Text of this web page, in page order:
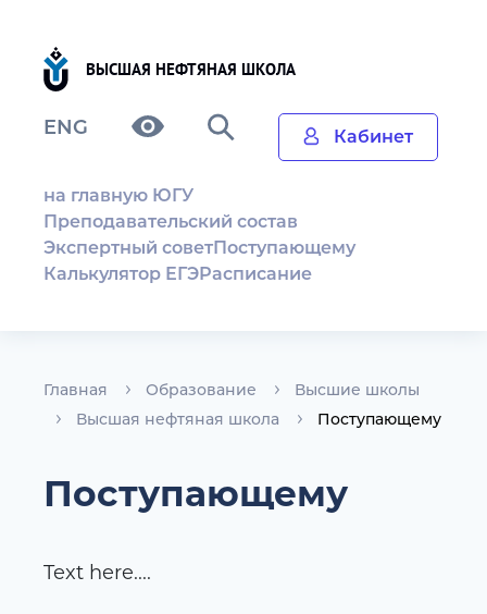
ВЫСШАЯ НЕФТЯНАЯ ШКОЛА
ENG Кабинет
на главную ЮГУ
Преподавательский состав
Экспертный советПоступающему
Калькулятор ЕГЭРасписание
Главная Образование
Высшие школы
Высшая нефтяная школа
Поступающему
Поступающему
Text here....